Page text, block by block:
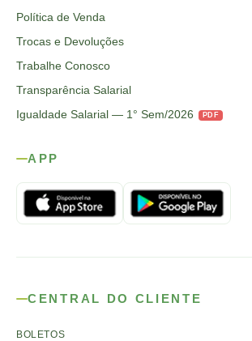
Política de Venda
Trocas e Devoluções
Trabalhe Conosco
Transparência Salarial
Igualdade Salarial — 1° Sem/2026
PDF
APP
CENTRAL DO CLIENTE
BOLETOS